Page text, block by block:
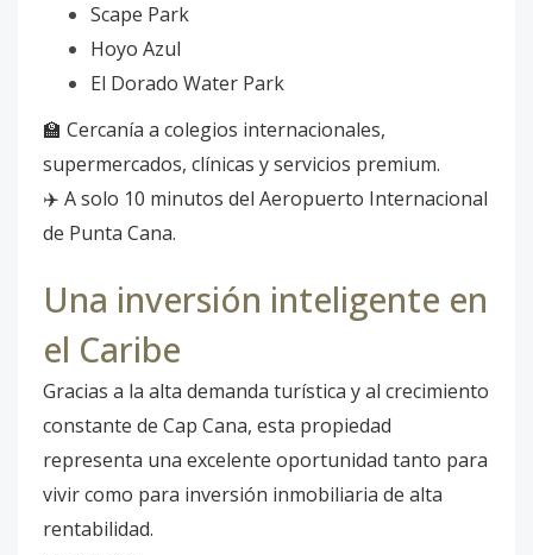
Scape Park
Hoyo Azul
El Dorado Water Park
🏫 Cercanía a colegios internacionales,
supermercados, clínicas y servicios premium.
✈️ A solo 10 minutos del Aeropuerto Internacional
de Punta Cana.
Una inversión inteligente en
el Caribe
Gracias a la alta demanda turística y al crecimiento
constante de Cap Cana, esta propiedad
representa una excelente oportunidad tanto para
vivir como para inversión inmobiliaria de alta
rentabilidad.